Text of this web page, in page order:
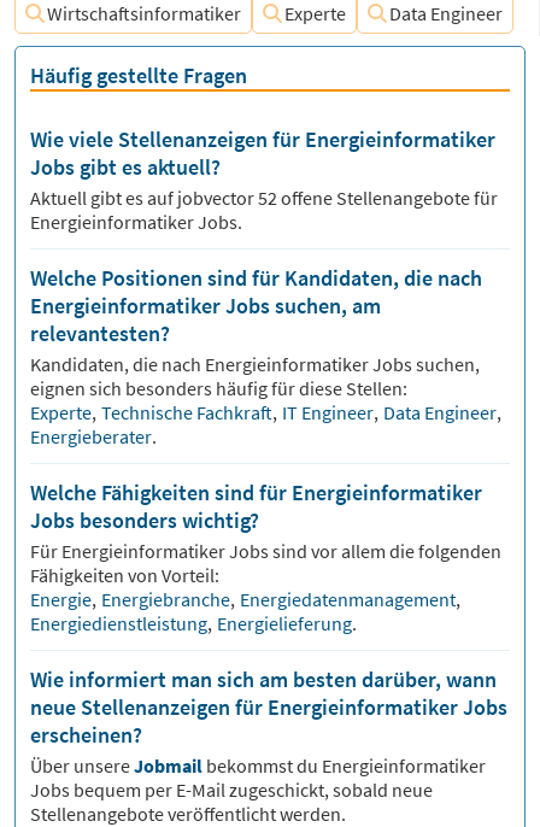
Wirtschaftsinformatiker
Experte Data Engineer
Häufig gestellte Fragen
Wie viele Stellenanzeigen für Energieinformatiker
Jobs gibt es aktuell?
Aktuell gibt es auf jobvector52offene Stellenangebote für
Energieinformatiker Jobs.
Welche Positionen sind für Kandidaten, die nach
Energieinformatiker Jobs suchen, am
relevantesten?
Kandidaten, die nach EnergieinformatikerJobs suchen,
eignen sich besonders häufig für diese Stellen:
Experte, Technische Fachkraft, IT Engineer, Data Engineer,
Energieberater.
Welche Fähigkeiten sind für Energieinformatiker
Jobs besonders wichtig?
Für EnergieinformatikerJobs sind vor allem die folgenden
Fähigkeiten von Vorteil:
Energie, Energiebranche, Energiedatenmanagement,
Energiedienstleistung, Energielieferung.
Wie informiert man sich am besten darüber, wann
neue Stellenanzeigen für Energieinformatiker Jobs
erscheinen?
Über unsereJobmail bekommst du Energieinformatiker
Jobs bequem per E-Mail zugeschickt, sobald neue
Stellenangebote veröffentlicht werden.